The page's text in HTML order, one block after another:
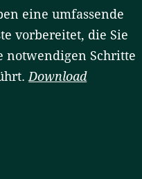
eine umfassende
vorbereitet, die Sie
notwendigen Schritte
Download